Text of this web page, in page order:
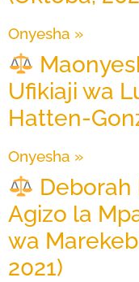
Onyesha »
Ufikiaji wa
Hatten-
Onyesha »
Deborah
Agizo la
wa
2021)